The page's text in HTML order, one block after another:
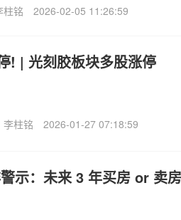
柱铭 2026-02-05 11:26:59
! | 光刻胶板块多股涨停
李柱铭 2026-01-27 07:18:59
示：未来 3 年买房 or 卖